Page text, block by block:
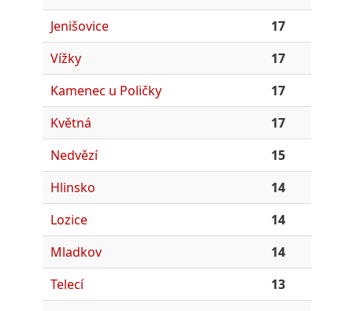
Jenišovice
17
Vížky
17
Kamenec u Poličky
17
Květná
17
Nedvězí
15
Hlinsko
14
Lozice
14
Mladkov
14
Telecí
13